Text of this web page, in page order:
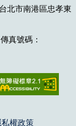
北市南港區忠孝東
真號碼：
私權政策